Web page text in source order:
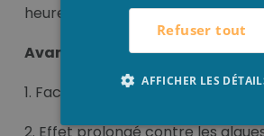
heures par jour et quand il gèle
Avantages
1. Facilite l'ouverture du bassin au
Refuser tout
AFFICHER LES